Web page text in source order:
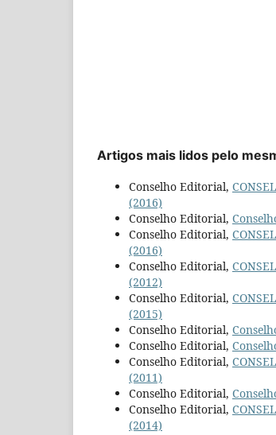
Artigos mais lidos pelo
Conselho Editorial,
(2016)
Conselho Editorial,
Conselho Editorial,
(2016)
Conselho Editorial,
(2012)
Conselho Editorial,
(2015)
Conselho Editorial,
Conselho Editorial,
Conselho Editorial,
(2011)
Conselho Editorial,
Conselho Editorial,
(2014)